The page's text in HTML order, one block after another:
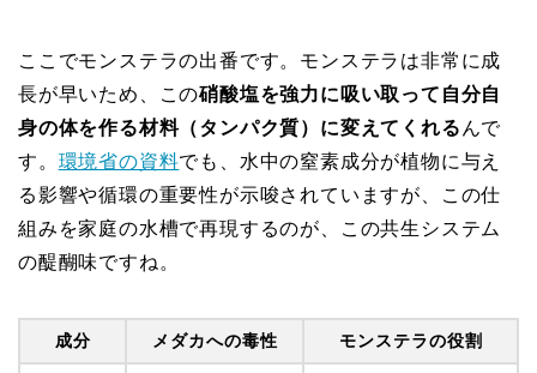
ここでモンステラの出番です。モンステラは非常に成
長が早いため、この硝酸塩を強力に吸い取って自分自
身の体を作る材料（タンパク質）に変えてくれる んで
す。 環境省の資料でも、水中の窒素成分が植物に与え
る影響や循環の重要性が示唆されていますが、この仕
組みを家庭の水槽で再現するのが、この共生システム
の醍醐味ですね。
成分 メダカへの毒性 モンステラの役割